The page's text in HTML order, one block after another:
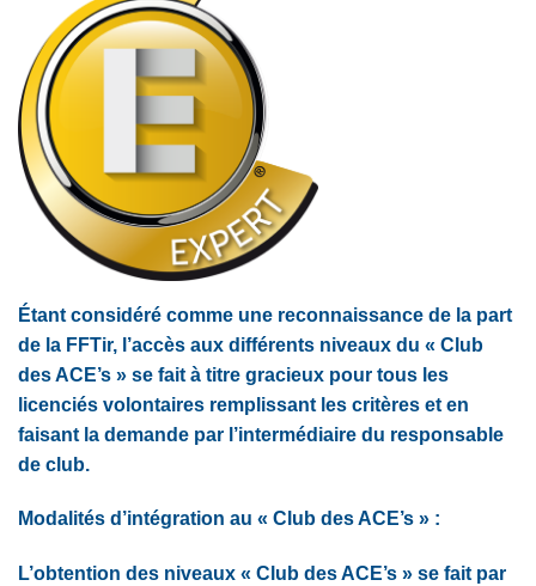
Étant considéré comme une reconnaissance de la part
de la FFTir, l’accès aux différents niveaux du « Club
des ACE’s » se fait à titre gracieux pour tous les
licenciés volontaires remplissant les critères et en
faisant la demande par l’intermédiaire du responsable
de club.
Modalités d’intégration au « Club des ACE’s » :
L’obtention des niveaux « Club des ACE’s » se fait par